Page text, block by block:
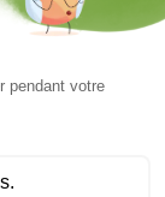
des Avis Garantis,